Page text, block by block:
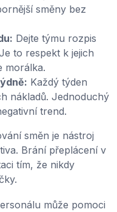
směny bez
Dejte týmu rozpis
to respekt k jejich
morálka.
Každý týden
nákladů. Jednoduchý
trend.
směn je nástroj
Brání přeplácení v
tím, že nikdy
může pomoci